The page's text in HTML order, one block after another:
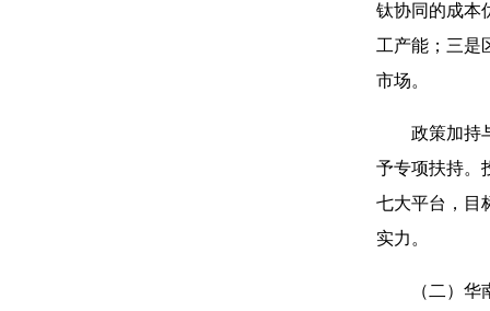
钛协同的成本
工产能；三是
市场。
政策加持
予专项扶持。
七大平台，目
实力。
（二）